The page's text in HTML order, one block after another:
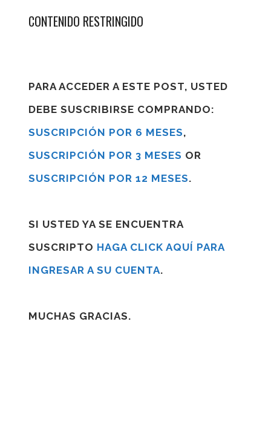
CONTENIDO RESTRINGIDO
PARA ACCEDER A ESTE POST, USTED
DEBE SUSCRIBIRSE COMPRANDO:
SUSCRIPCIÓN POR 6 MESES,
SUSCRIPCIÓN POR 3 MESES OR
SUSCRIPCIÓN POR 12 MESES.
SI USTED YA SE ENCUENTRA
SUSCRIPTO HAGA CLICK AQUÍ PARA
INGRESAR A SU CUENTA.
MUCHAS GRACIAS.